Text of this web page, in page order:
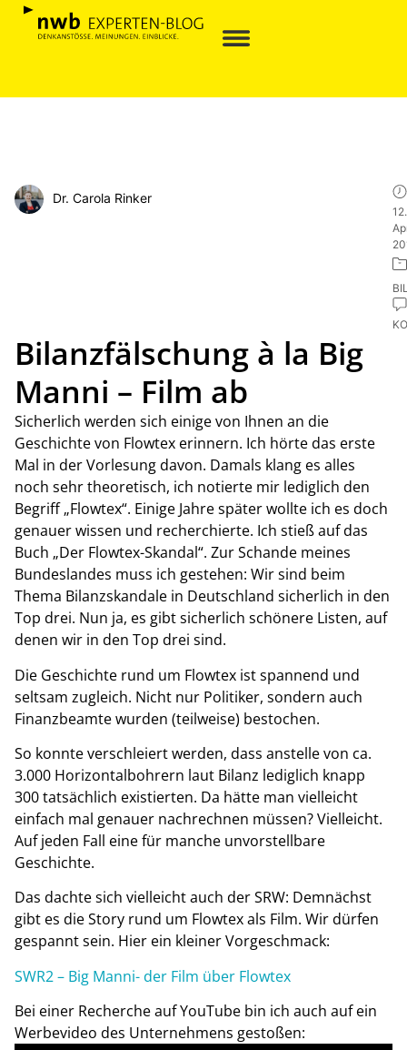
Dr. Carola Rinker
12.
Bilanzfälschung à la Big
Manni – Film ab
Sicherlich werden sich einige von Ihnen an die
Geschichte von Flowtex erinnern. Ich hörte das erste
Mal in der Vorlesung davon. Damals klang es alles
noch sehr theoretisch, ich notierte mir lediglich den
Begriff „Flowtex“. Einige Jahre später wollte ich es doch
genauer wissen und recherchierte. Ich stieß auf das
Buch „Der Flowtex-Skandal“. Zur Schande meines
Bundeslandes muss ich gestehen: Wir sind beim
Thema Bilanzskandale in Deutschland sicherlich in den
Top drei. Nun ja, es gibt sicherlich schönere Listen, auf
denen wir in den Top drei sind.
Die Geschichte rund um Flowtex ist spannend und
seltsam zugleich. Nicht nur Politiker, sondern auch
Finanzbeamte wurden (teilweise) bestochen.
So konnte verschleiert werden, dass anstelle von ca.
3.000 Horizontalbohrern laut Bilanz lediglich knapp
300 tatsächlich existierten. Da hätte man vielleicht
einfach mal genauer nachrechnen müssen? Vielleicht.
Auf jeden Fall eine für manche unvorstellbare
Geschichte.
Das dachte sich vielleicht auch der SRW: Demnächst
gibt es die Story rund um Flowtex als Film. Wir dürfen
gespannt sein. Hier ein kleiner Vorgeschmack:
SWR2 – Big Manni- der Film über Flowtex
Bei einer Recherche auf YouTube bin ich auch auf ein
Werbevideo des Unternehmens gestoßen: